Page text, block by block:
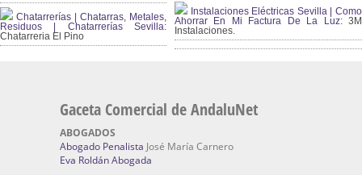
Chatarrerías | Chatarras, Metales,
Residuos | Chatarrerías Sevilla:
Chatarreria El Pino
Instalaciones Eléctricas Sevilla | Como
Ahorrar En Mi Factura De La Luz:3M
Instalaciones.
Gaceta Comercial de AndaluNet
ABOGADOS
Abogado Penalista José María Carnero
Eva Roldán Abogada